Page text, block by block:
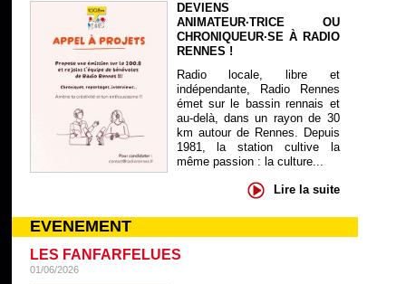
DEVIENS
ANIMATEUR·TRICE OU
CHRONIQUEUR·SE À RADIO
RENNES !
Radio locale, libre et
indépendante, Radio Rennes
émet sur le bassin rennais et
au-delà, dans un rayon de 30
km autour de Rennes. Depuis
1981, la station cultive la
même passion : la culture...
Lire la suite
EVENEMENT
LES FANFARFELUES
01/06/2026